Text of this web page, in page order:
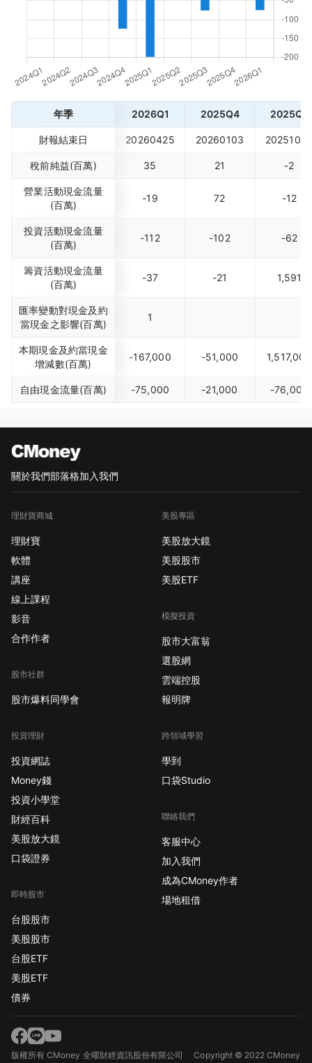
年季 2026Q1 2025Q4 2025Q3
財報結束日 20260425 20260103
稅前純益(百萬) 35 21 -2
營業活動現金流量
(百萬)
-19 72 -12
投資活動現金流量
(百萬)
-112 -102 -62
籌資活動現金流量
(百萬)
-37 -21 1,591
匯率變動對現金及約
當現金之影響(百萬)
1
本期現金及約當現金
增減數(百萬)
-167,000 -51,000 1,517,000
自由現金流量(百萬) -75,000 -21,000 -76,000
關於我們部落格加入我們
理財寶商城
理財寶
軟體
講座
線上課程
影音
合作作者
股市社群
股市爆料同學會
投資理財
投資網誌
Money錢
投資小學堂
財經百科
美股放大鏡
口袋證券
即時股市
台股股市
美股股市
台股ETF
美股ETF
債券
美股專區
美股放大鏡
美股股市
美股ETF
模擬投資
股市大富翁
選股網
雲端控股
報明牌
跨領域學習
學到
口袋Studio
聯絡我們
客服中心
加入我們
成為CMoney作者
場地租借
版權所有 CMoney 全曜財經資訊股份有限公司Copyright © 2022 CMoney